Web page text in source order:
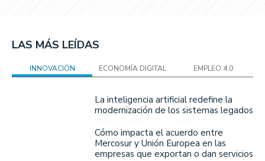
LAS MÁS LEÍDAS
INNOVACIÓN ECONOMÍA DIGITAL EMPLEO 4.0
La inteligencia artificial redefine la
modernización de los sistemas legados
Cómo impacta el acuerdo entre
Mercosur y Unión Europea en las
empresas que exportan o dan servicios